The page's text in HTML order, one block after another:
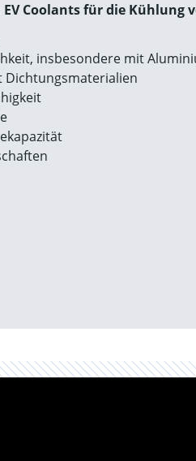
Coolants für die Kühlung
insbesondere mit